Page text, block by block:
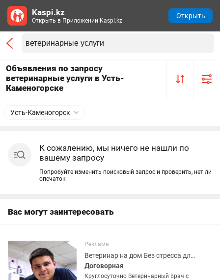
Объявления по запросу
ветеринарные услуги в Усть-
Каменогорске
Усть-Каменогорск
К сожалению, мы ничего не нашли по
вашему запросу
Попробуйте изменить поисковый запрос и проверить, нет ли
опечаток
Вас могут заинтересовать
Реклама
Ветеринар на дом Без стресса для животных
Договорная
Круглосуточно Ветеринарный врач с
Kaspi.kz
Открыть в Приложении Kaspi.kz
Открыть